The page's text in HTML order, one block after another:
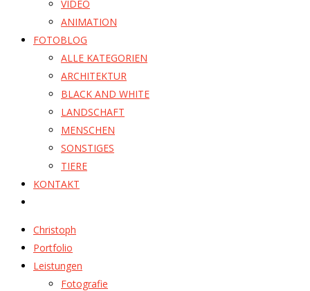
VIDEO
ANIMATION
FOTOBLOG
ALLE KATEGORIEN
ARCHITEKTUR
BLACK AND WHITE
LANDSCHAFT
MENSCHEN
SONSTIGES
TIERE
KONTAKT
Christoph
Portfolio
Leistungen
Fotografie